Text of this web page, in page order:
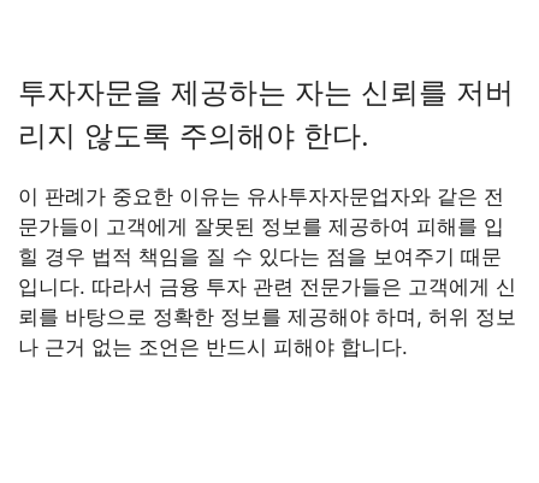
투자자문을 제공하는 자는 신뢰를 저버
리지 않도록 주의해야 한다.
이 판례가 중요한 이유는 유사투자자문업자와 같은 전
문가들이 고객에게 잘못된 정보를 제공하여 피해를 입
힐 경우 법적 책임을 질 수 있다는 점을 보여주기 때문
입니다. 따라서 금융 투자 관련 전문가들은 고객에게 신
뢰를 바탕으로 정확한 정보를 제공해야 하며, 허위 정보
나 근거 없는 조언은 반드시 피해야 합니다.